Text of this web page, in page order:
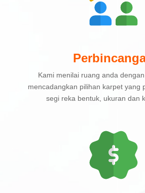
Kami menilai ruang anda
mencadangkan pilihan karpet yang
segi reka bentuk, ukuran dan